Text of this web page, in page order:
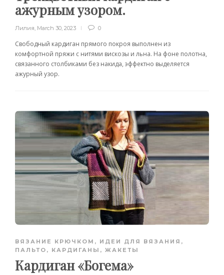
ажурным узором.
Лилия March 30, 2023 0
Свободный кардиган прямого покроя выполнен из
комфортной пряжи с нитями вискозы и льна. На фоне полотна,
связанного столбиками без накида, эффектно выделяется
ажурный узор.
ВЯЗАНИЕ КРЮЧКОМ , ИДЕИ ДЛЯ ВЯЗАНИЯ ,
ПАЛЬТО, КАРДИГАНЫ, ЖАКЕТЫ
Кардиган «Богема»